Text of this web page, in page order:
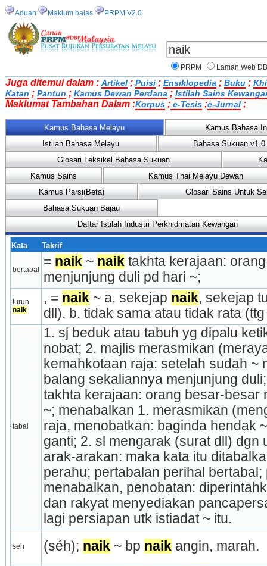
Aduan Maklum balas PRPM V2.0
PRPM Laman Web
Juga ditemui dalam : Artikel ; Puisi ; Ensiklopedia ; Buku ;
Katan ; Pantun ; Kamus Dewan Perdana ; Istilah Sains
Maklumat Tambahan Dalam :Korpus ; e-Tesis ;e-Jurnal ;
Kamus Bahasa Melayu
Kamus Bahasa
Istilah Bahasa Melayu
Bahasa Sukuan v1.0
Glosari Leksikal Bahasa Sukuan
Kamus Sains
Kamus Thai Melayu Dewan
Kamus Parsi(Beta)
Glosari Sains Untuk
Bahasa Sukuan Bajau
Daftar Istilah Industri Perkhidmatan Kewangan
Kata Takrif
bertabal
= naik ~ naik takhta kerajaan:
menjunjung duli pd hari ~;
naik
, = naik ~ a. sekejap naik, sekejap
dll). b. tidak sama atau tidak rata
tabal
1. sj beduk atau tabuh yg dipalu
nobat; 2. majlis merasmikan
kemahkotaan raja: setelah sudah
balang sekaliannya menjunjung
takhta kerajaan: orang besar-besar
~; menabalkan 1. merasmikan
raja, menobatkan: baginda hendak
ganti; 2. sl mengarak (surat dll) dgn
arak-arakan: maka kata itu
perahu; pertabalan perihal
menabalkan, penobatan:
dan rak­yat menyediakan
lagi persiapan utk istiadat ~ itu.
seh (séh); naik ~ bp naik angin, marah.